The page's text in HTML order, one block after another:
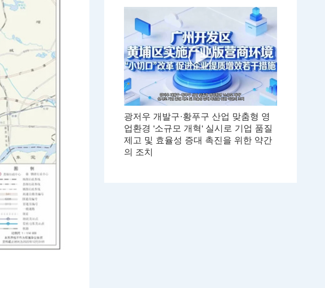
광저우 개발구·황푸구 산업 맞춤형 영
업환경 '소규모 개혁' 실시로 기업 품질
제고 및 효율성 증대 촉진을 위한 약간
의 조치